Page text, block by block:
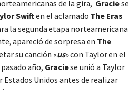
de la gira, Graciese
Swiften el aclamado The Eras
la segunda etapa norteamericana
apareció de sorpresa en The
su canción «us» con Taylor en el
año, Graciese unió a Taylor
Estados Unidos antes de realizar